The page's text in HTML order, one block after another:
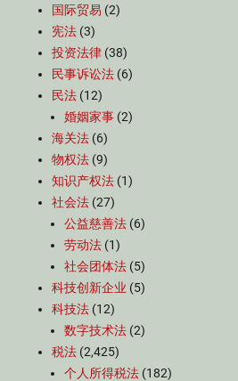
国际贸易 (2)
宪法 (3)
投资法律 (38)
民事诉讼法 (6)
民法 (12)
婚姻家事 (2)
海关法 (6)
物权法 (9)
知识产权法 (1)
社会法 (27)
公益慈善法 (6)
劳动法 (1)
社会团体法 (5)
科技创新企业 (5)
科技法 (12)
数字技术法 (2)
税法 (2,425)
个人所得税法 (182)